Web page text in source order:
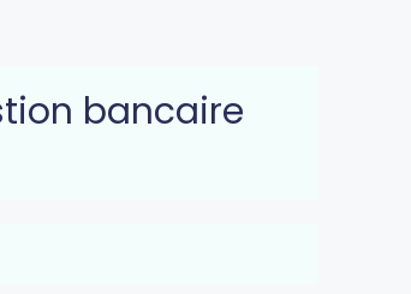
bancaire